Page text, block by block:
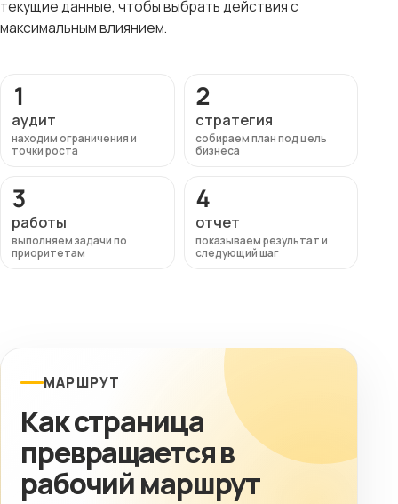
текущие данные, чтобы выбрать действия с
максимальным влиянием.
1
аудит
находим ограничения и
точки роста
2
стратегия
собираем план под цель
бизнеса
3
работы
выполняем задачи по
приоритетам
4
отчет
показываем результат и
следующий шаг
МАРШРУТ
Как страница
превращается в
рабочий маршрут